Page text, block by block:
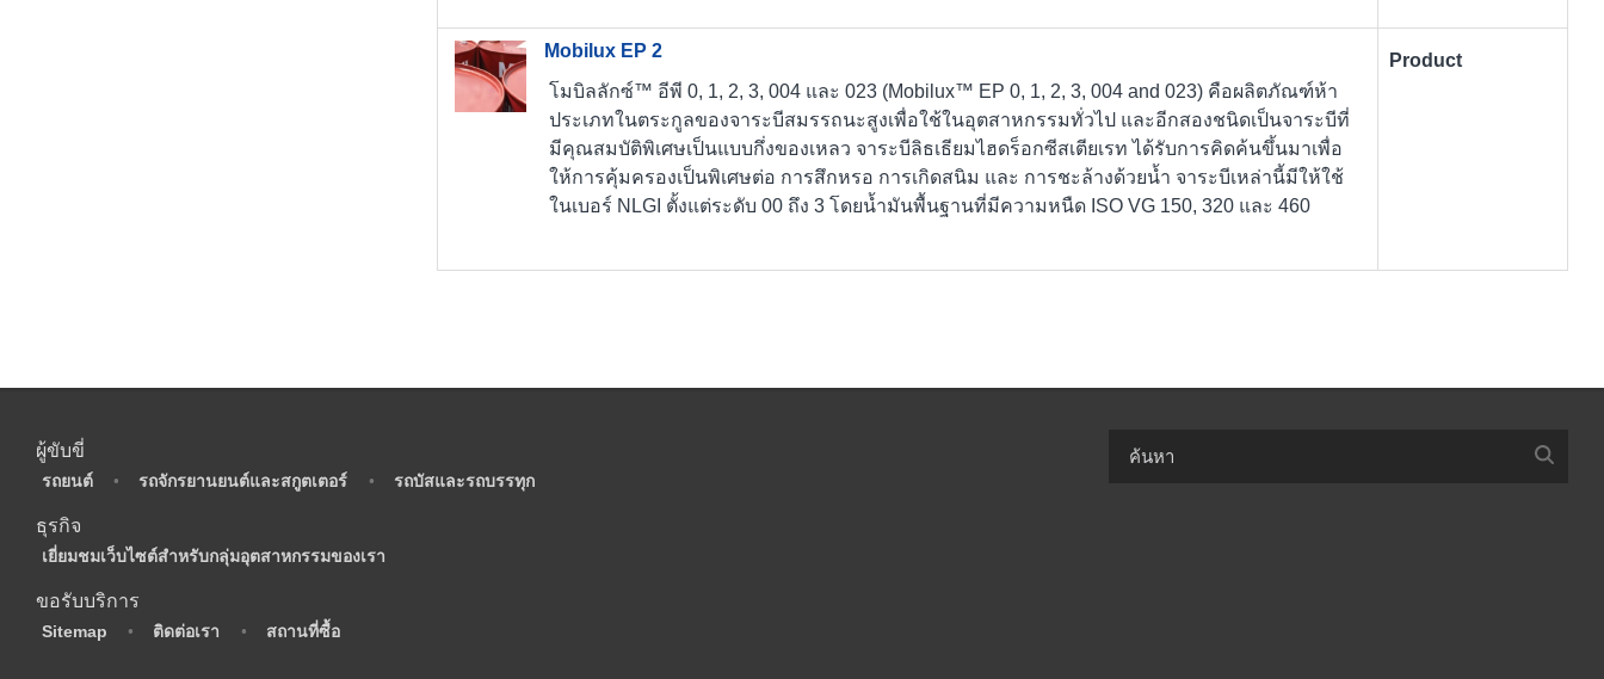
Mobilux EP 2
โมบิลลักซ์™ อีพี 0, 1, 2, 3, 004 และ 023 (Mobilux™ EP 0, 1, 2, 3, 004 and 023) คือผลิตภัณฑ์ห้า
ประเภทในตระกูลของจาระบีสมรรถนะสูงเพื่อใช้ในอุตสาหกรรมทั่วไป และอีกสองชนิดเป็นจาระบีที่
มีคุณสมบัติพิเศษเป็นแบบกึ่งของเหลว จาระบีลิธเธียมไฮดร็อกซีสเตียเรท ได้รับการคิดค้นขึ้นมาเพื่อ
ให้การคุ้มครองเป็นพิเศษต่อ การสึกหรอ การเกิดสนิม และ การชะล้างด้วยน้ำ จาระบีเหล่านี้มีให้ใช้
ในเบอร์ NLGI ตั้งแต่ระดับ 00 ถึง 3 โดยน้ำมันพื้นฐานที่มีความหนืด ISO VG 150, 320 และ 460
Product
ผู้ขับขี่
รถยนต์ • รถจักรยานยนต์และสกูตเตอร์ • รถบัสและรถบรรทุก
ธุรกิจ
เยี่ยมชมเว็บไซต์สำหรับกลุ่มอุตสาหกรรมของเรา
ขอรับบริการ
Sitemap • ติดต่อเรา • สถานที่ซื้อ